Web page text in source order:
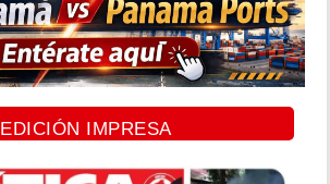
EDICIÓN IMPRESA